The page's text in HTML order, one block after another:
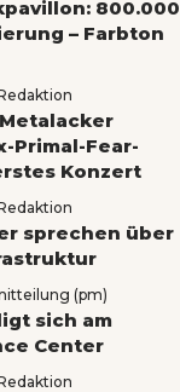
800.000
– Farbton
Primal-Fear-
Konzert
sprechen über
(pm)
sich am
Center